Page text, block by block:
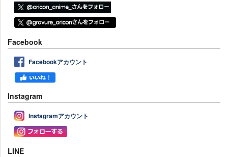
Facebook
Facebookアカウント
Instagram
Instagramアカウント
LINE